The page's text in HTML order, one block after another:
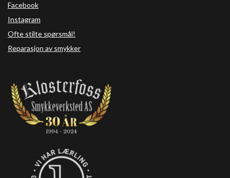
Facebook
Instagram
Ofte stilte spørsmål!
Reparasjon av smykker